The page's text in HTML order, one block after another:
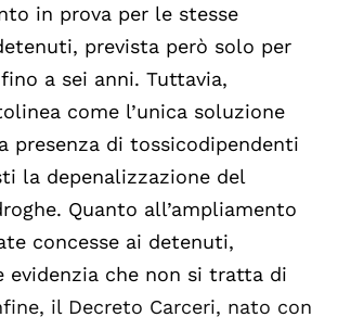
in prova per le stesse
prevista però solo per
a sei anni. Tuttavia,
come l’unica soluzione
presenza di tossicodipendenti
la depenalizzazione del
Quanto all’ampliamento
concesse ai detenuti,
evidenzia che non si tratta di
il Decreto Carceri, nato con